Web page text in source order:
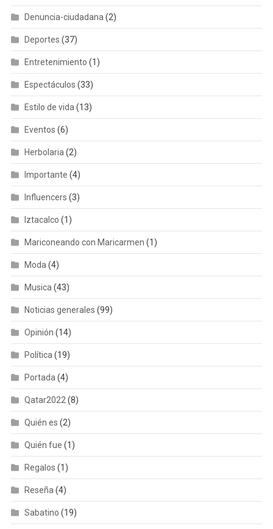
Denuncia-ciudadana (2)
Deportes (37)
Entretenimiento (1)
Espectáculos (33)
Estilo de vida (13)
Eventos (6)
Herbolaria (2)
Importante (4)
Influencers (3)
Iztacalco (1)
Mariconeando con Maricarmen (1)
Moda (4)
Musica (43)
Noticias generales (99)
Opinión (14)
Política (19)
Portada (4)
Qatar2022 (8)
Quién es (2)
Quién fue (1)
Regalos (1)
Reseña (4)
Sabatino (19)